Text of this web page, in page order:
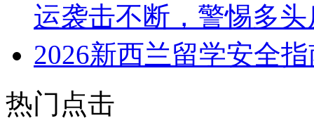
运袭击不断，警惕多
2026新西兰留学安全
热门点击